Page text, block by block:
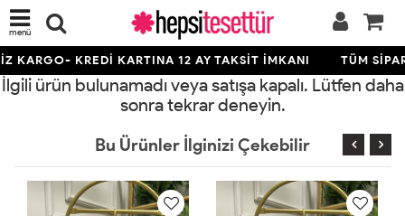
menü
KARGO- KREDİ KARTINA 12 AY TAKSİT İMKANI TÜM
İlgili ürün bulunamadı veya satışa kapalı. Lütfen daha
sonra tekrar deneyin.
Bu Ürünler İlginizi Çekebilir